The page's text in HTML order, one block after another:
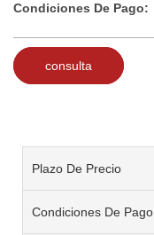
Condiciones De Pago:
consulta
Plazo De Precio
Condiciones De Pago